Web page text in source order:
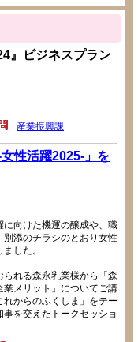
』ビジネスプラン
産業振興課
性活躍2025-」を
向けた機運の醸成や、職
添のチラシのとおり女性
した。
れる森永乳業様から「森
メリット」についてご講
からのふくしま」をテー
を交えたトークセッショ